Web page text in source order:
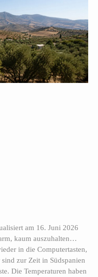
am 16. Juni 2026
kaum auszuhalten…
in die Computertasten,
zur Zeit in Südspanien
Die Temperaturen haben